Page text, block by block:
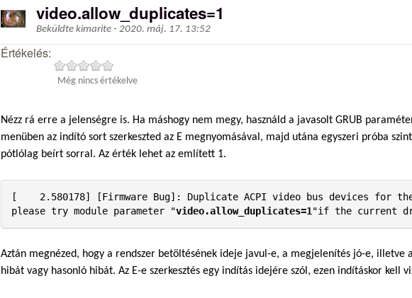
video.allow_duplicates=1
Beküldte kimarite - 2020. máj. 17. 13:52
Értékelés:
Még nincs értékelve
Nézz rá erre a jelenségre is. Ha máshogy nem megy, használd a javasolt GRUB
menüben az indító sort szerkeszted az E megnyomásával, majd utána egyszeri próba
pótlólag beírt sorral. Az érték lehet az említett 1.
[    2.580178] [Firmware Bug]: Duplicate ACPI video bus devices for
please try module parameter "video.allow_duplicates=1"if the current
Aztán megnézed, hogy a rendszer betöltésének ideje javul-e, a megjelenítés jó-e, illetve
hibát vagy hasonló hibát. Az E-e szerkesztés egy indítás idejére szól, ezen indításkor kell